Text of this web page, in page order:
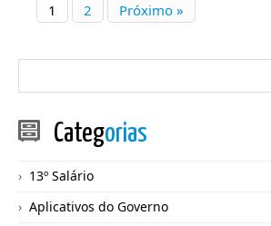
1 2 Próximo »
Categorias
13º Salário
Aplicativos do Governo